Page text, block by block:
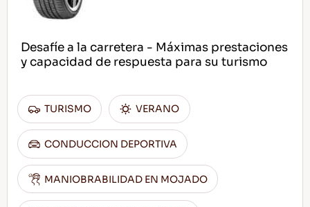
Desafíe a la carretera - Máximas prestaciones
y capacidad de respuesta para su turismo
TURISMO VERANO
CONDUCCION DEPORTIVA
MANIOBRABILIDAD EN MOJADO